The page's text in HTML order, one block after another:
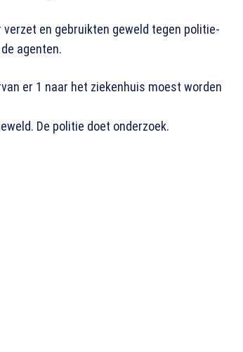
en gebruikten geweld tegen politie-
agenten.
er 1 naar het ziekenhuis moest worden
De politie doet onderzoek.